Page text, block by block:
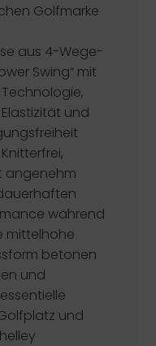
Golfmarke
aus 4-Wege-
Swing“ mit
und
angenehm
während
mittelhohe
betonen
und
und